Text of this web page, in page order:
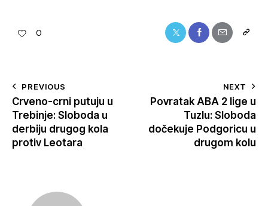
0
PREVIOUS
Crveno-crni putuju u
Trebinje: Sloboda u
derbiju drugog kola
protiv Leotara
NEXT
Povratak ABA 2 lige u
Tuzlu: Sloboda
dočekuje Podgoricu u
drugom kolu